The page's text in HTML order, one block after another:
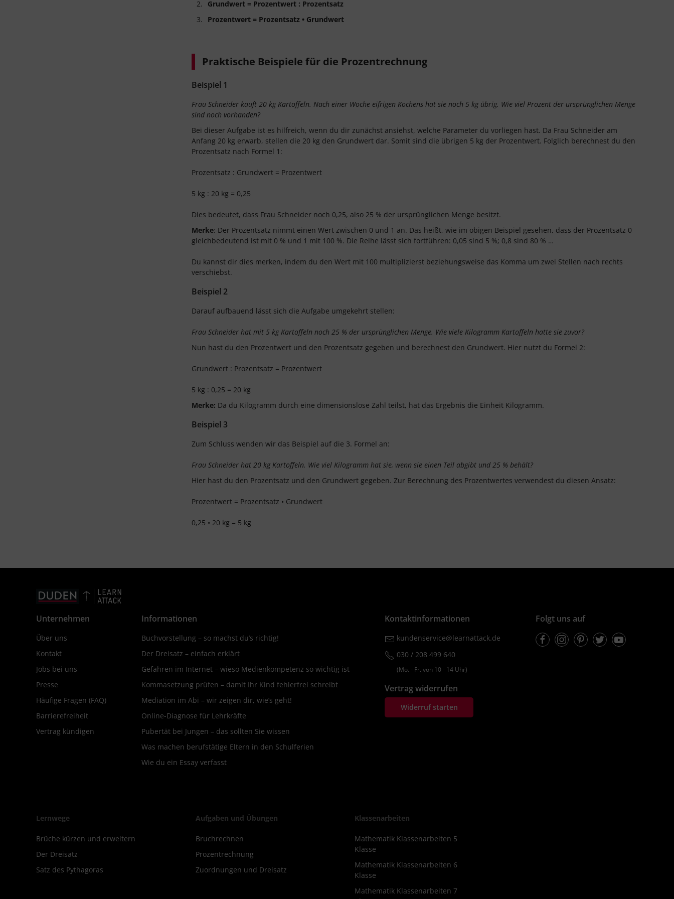
Grundwert = Prozentwert : Prozentsatz
Prozentwert = Prozentsatz • Grundwert
Praktische Beispiele für die Prozentrechnung
Beispiel 1
Frau Schneider kauft 20 kg Kartoffeln. Nach einer Woche eifrigen Kochens hat sie noch 5 kg übrig. Wie viel Prozent der ursprünglichen Menge
sind noch vorhanden?
Bei dieser Aufgabe ist es hilfreich, wenn du dir zunächst ansiehst, welche Parameter du vorliegen hast. Da Frau Schneider am
Anfang 20 kg erwarb, stellen die 20 kg den Grundwert dar. Somit sind die übrigen 5 kg der Prozentwert. Folglich berechnest du den
Prozentsatz nach Formel 1:
Prozentsatz : Grundwert = Prozentwert
5 kg : 20 kg = 0,25
Dies bedeutet, dass Frau Schneider noch 0,25, also 25 % der ursprünglichen Menge besitzt.
Merke: Der Prozentsatz nimmt einen Wert zwischen 0 und 1 an. Das heißt, wie im obigen Beispiel gesehen, dass der Prozentsatz 0
gleichbedeutend ist mit 0 % und 1 mit 100 %. Die Reihe lässt sich fortführen: 0,05 sind 5 %; 0,8 sind 80 % …
Du kannst dir dies merken, indem du den Wert mit 100 multiplizierst beziehungsweise das Komma um zwei Stellen nach rechts
verschiebst.
Beispiel 2
Darauf aufbauend lässt sich die Aufgabe umgekehrt stellen:
Frau Schneider hat mit 5 kg Kartoffeln noch 25 % der ursprünglichen Menge. Wie viele Kilogramm Kartoffeln hatte sie zuvor?
Nun hast du den Prozentwert und den Prozentsatz gegeben und berechnest den Grundwert. Hier nutzt du Formel 2:
Grundwert : Prozentsatz = Prozentwert
5 kg : 0,25 = 20 kg
Merke: Da du Kilogramm durch eine dimensionslose Zahl teilst, hat das Ergebnis die Einheit Kilogramm.
Beispiel 3
Zum Schluss wenden wir das Beispiel auf die 3. Formel an:
Frau Schneider hat 20 kg Kartoffeln. Wie viel Kilogramm hat sie, wenn sie einen Teil abgibt und 25 % behält?
Hier hast du den Prozentsatz und den Grundwert gegeben. Zur Berechnung des Prozentwertes verwendest du diesen Ansatz:
Prozentwert = Prozentsatz • Grundwert
0,25 • 20 kg = 5 kg
Unternehmen
Über uns
Kontakt
Jobs bei uns
Presse
Häufige Fragen (FAQ)
Barrierefreiheit
Vertrag kündigen
Informationen
Buchvorstellung – so machst du’s richtig!
Der Dreisatz – einfach erklärt
Gefahren im Internet – wieso Medienkompetenz so wichtig ist
Kommasetzung prüfen – damit Ihr Kind fehlerfrei schreibt
Mediation im Abi – wir zeigen dir, wie’s geht!
Online-Diagnose für Lehrkräfte
Pubertät bei Jungen – das sollten Sie wissen
Was machen berufstätige Eltern in den Schulferien
Wie du ein Essay verfasst
Kontaktinformationen
kundenservice@learnattack.de
030 / 208 499 640
(Mo. ‐ Fr. von 10 ‐ 14 Uhr)
Vertrag widerrufen
Widerruf starten
Folgt uns auf
FacebookInstagramPinterestTwitterYoutube
Lernwege
Brüche kürzen und erweitern
Der Dreisatz
Satz des Pythagoras
Aufgaben und Übungen
Bruchrechnen
Prozentrechnung
Zuordnungen und Dreisatz
Klassenarbeiten
Mathematik Klassenarbeiten 5
Klasse
Mathematik Klassenarbeiten 6
Klasse
Mathematik Klassenarbeiten 7